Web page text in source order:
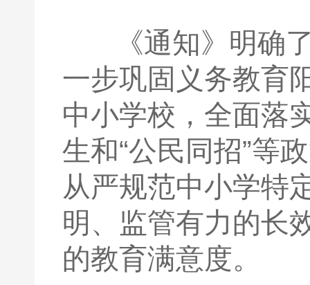
《通知》明确了
一步巩固义务教育
中小学校，全面落
生和“公民同招”等
从严规范中小学特
明、监管有力的长
的教育满意度。